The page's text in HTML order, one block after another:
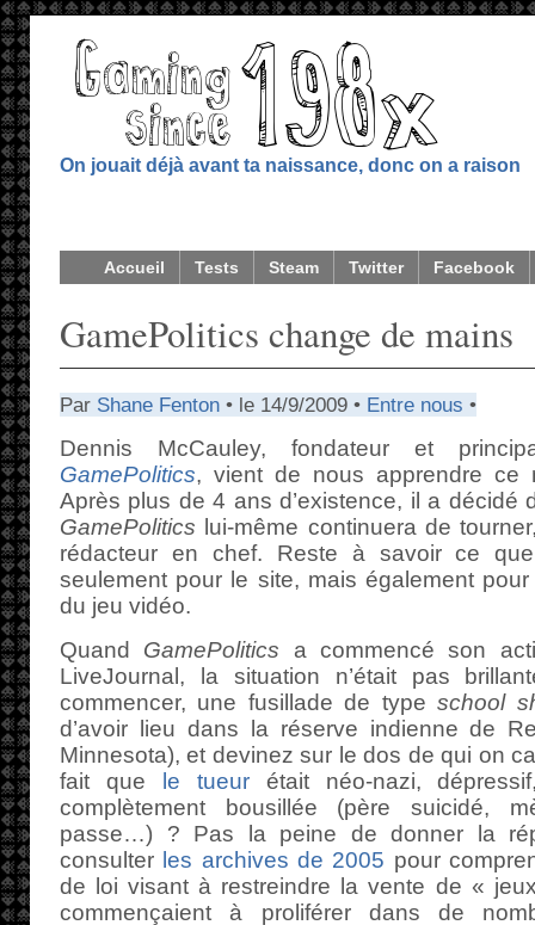
On jouait déjà avant ta naissance, donc on a raison
Accueil Tests Steam Twitter Facebook
GamePolitics change de mains
Par Shane Fenton • le 14/9/2009 • Entre nous •
Dennis McCauley, fondateur et
GamePolitics, vient de nous apprendre ce
Après plus de 4 ans d’existence, il a décidé
GamePolitics lui-même continuera de
rédacteur en chef. Reste à savoir ce
seulement pour le site, mais également
du jeu vidéo.
Quand GamePolitics a commencé son
LiveJournal, la situation n’était pas
commencer, une fusillade de typeschool
d’avoir lieu dans la réserve indienne de
Minnesota), et devinez sur le dos de qui on
fait que
le tueurétait néo-nazi,
complètement bousillée (père suicidé,
passe…) ? Pas la peine de donner la
consulter les archives de 2005 pour
de loi visant à restreindre la vente de «
commençaient à proliférer dans de